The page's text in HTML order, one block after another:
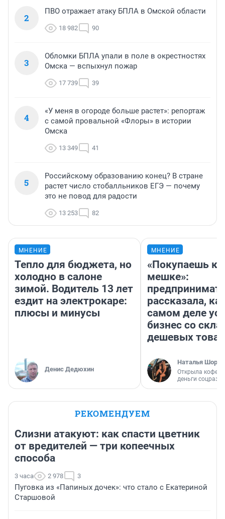
2
ПВО отражает атаку БПЛА в Омской области
18 982 90
3
Обломки БПЛА упали в поле в окрестностях
Омска — вспыхнул пожар
17 739 39
4
«У меня в огороде больше растет»: репортаж
с самой провальной «Флоры» в истории
Омска
13 349 41
5
Российскому образованию конец? В стране
растет число стобалльников ЕГЭ — почему
это не повод для радости
13 253 82
МНЕНИЕ
Тепло для бюджета, но
холодно в салоне
зимой. Водитель 13 лет
ездит на электрокаре:
плюсы и минусы
Денис Дедюхин
МНЕНИЕ
«Покупаешь
мешке»:
рассказала,
самом деле
бизнес со
дешевых
Наталья
Открыла
деньги
РЕКОМЕНДУЕМ
Слизни атакуют: как спасти цветник
от вредителей — три копеечных
способа
3 часа 2 978 3
Пуговка из «Папиных дочек»: что стало с Екатериной
Старшовой